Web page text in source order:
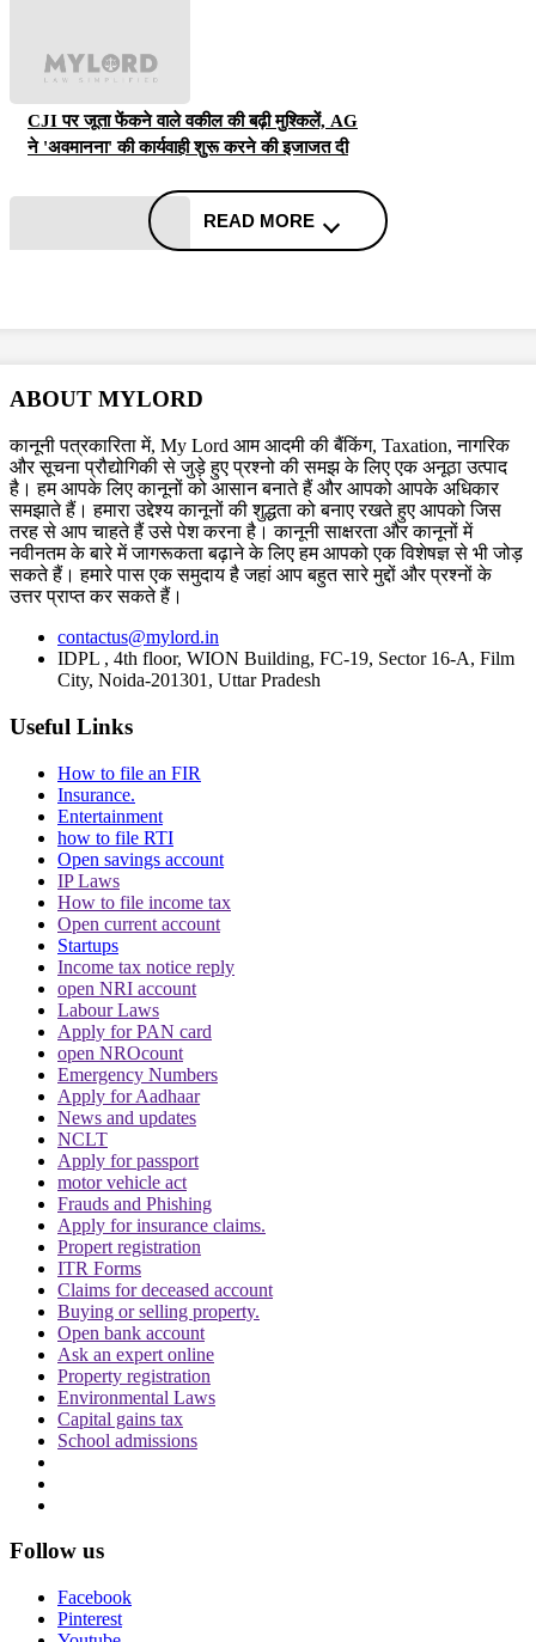
CJI पर जूता फेंकने वाले वकील की बढ़ी मुश्किलें, AG
ने 'अवमानना' की कार्यवाही शुरू करने की इजाजत दी
को ऐसे पोस्ट हटाने होंगे
दिवाली पर Delhi-NCR के लोग फोड़ सकेंगे पटाखें,
इन शर्तों के साथ सुप्रीम कोर्ट ने दी ये इजाजत
बिहार विधानसभा चुनाव लड़ने के लिए अंतरिम जमानत
की मांग, शरजील इमाम ने Delhi Court से याचिका
वापस ली, अब सुप्रीम कोर्ट जाएंगे
थानों में लोगों की मौत के मामले में सुप्रीम कोर्ट सख्त,
पुलिस स्टेशन में CCTV नहीं होने पर राजस्थान
सरकार से मांगा जवाब
Phone Tapping: सुप्रीम कोर्ट ने IPS प्रभाकर राव
को फोरेंसिक टीम के सामने iCloud पासवर्ड सौंपने का
आदेश, जानें क्या लगा है आरोप?
READ MORE
ABOUT MYLORD
कानूनी पत्रकारिता में, My Lord आम आदमी की बैंकिंग, Taxation, नागरिक
और सूचना प्रौद्योगिकी से जुड़े हुए प्रश्नो की समझ के लिए एक अनूठा उत्पाद
है। हम आपके लिए कानूनों को आसान बनाते हैं और आपको आपके अधिकार
समझाते हैं। हमारा उद्देश्य कानूनों की शुद्धता को बनाए रखते हुए आपको जिस
तरह से आप चाहते हैं उसे पेश करना है। कानूनी साक्षरता और कानूनों में
नवीनतम के बारे में जागरूकता बढ़ाने के लिए हम आपको एक विशेषज्ञ से भी जोड़
सकते हैं। हमारे पास एक समुदाय है जहां आप बहुत सारे मुद्दों और प्रश्नों के
उत्तर प्राप्त कर सकते हैं।
contactus@mylord.in
IDPL , 4th floor, WION Building, FC-19, Sector 16-A, Film
City, Noida-201301, Uttar Pradesh
Useful Links
How to file an FIR
Insurance.
Entertainment
how to file RTI
Open savings account
IP Laws
How to file income tax
Open current account
Startups
Income tax notice reply
open NRI account
Labour Laws
Apply for PAN card
open NROcount
Emergency Numbers
Apply for Aadhaar
News and updates
NCLT
Apply for passport
motor vehicle act
Frauds and Phishing
Apply for insurance claims.
Propert registration
ITR Forms
Claims for deceased account
Buying or selling property.
Open bank account
Ask an expert online
Property registration
Environmental Laws
Capital gains tax
School admissions
Follow us
Facebook
Pinterest